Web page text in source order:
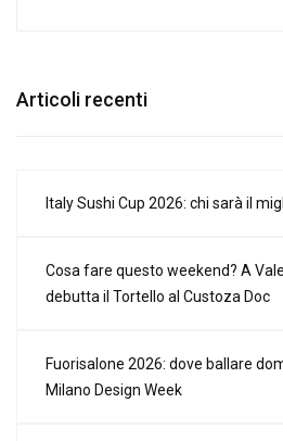
Articoli recenti
Italy Sushi Cup 2026: chi sarà il
Cosa fare questo weekend? A
debutta il Tortello al Custoza Doc
Fuorisalone 2026: dove ballare
Milano Design Week